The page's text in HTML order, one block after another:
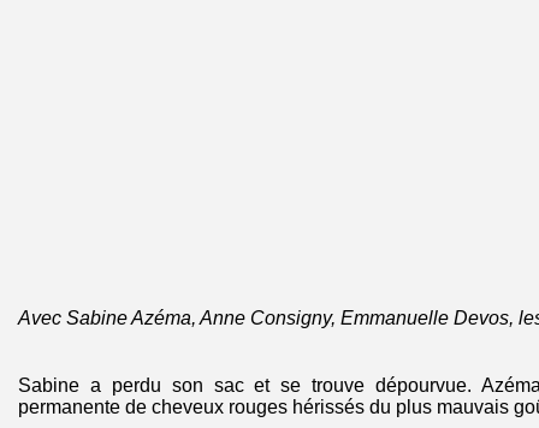
Avec Sabine Azéma, Anne Consigny, Emmanuelle Devos,
Sabine a perdu son sac et se trouve dépourvue.
permanente de cheveux rouges hérissés du plus mauvais